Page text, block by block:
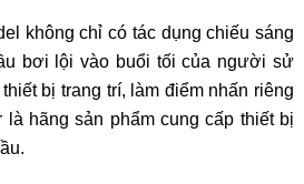
không chỉ có tác dụng chiếu sáng
bơi lội vào buổi tối của người sử
bị trang trí, làm điểm nhấn riêng
hãng sản phẩm cung cấp thiết bị